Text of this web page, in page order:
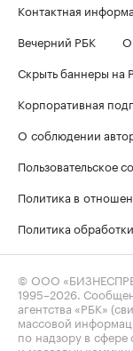
Контактная
Вечерний РБК
О
Скрыть баннеры на
Корпоративная
О соблюдении
Пользовательское
Политика в
Политика
© ООО
1995–2026.
агентства «РБК»
массовой
по надзору в